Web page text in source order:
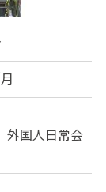
外国人日常会